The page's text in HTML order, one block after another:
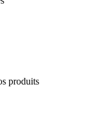
produits